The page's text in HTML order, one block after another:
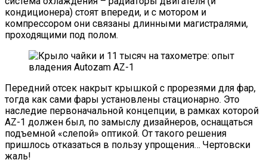
кондиционера) стоят впереди, и с мотором и
компрессором они связаны длинными магистралями,
проходящими под полом.
Передний отсек накрыт крышкой с прорезями для фар,
тогда как сами фары установлены стационарно. Это
наследие первоначальной концепции, в рамках которой
AZ-1 должен был, по замыслу дизайнеров, оснащаться
подъемной «слепой» оптикой. От такого решения
пришлось отказаться в пользу упрощения… Чертовски
жаль!